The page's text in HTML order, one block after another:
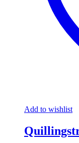
Add to wishlist